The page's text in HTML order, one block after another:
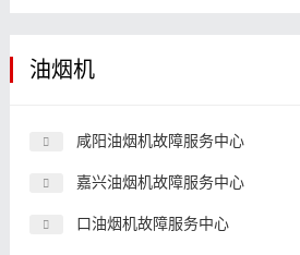
油烟机
咸阳油烟机故障服务中心
嘉兴油烟机故障服务中心
口油烟机故障服务中心